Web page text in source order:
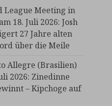
League Meeting in
18. Juli 2026: Josh
27 Jahre alten
über die Meile
Allegre (Brasilien)
2026: Zinedinne
– Kipchoge auf